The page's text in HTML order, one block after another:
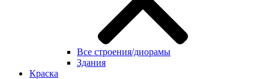
Все строения/диорамы
Здания
Краска